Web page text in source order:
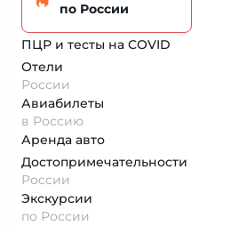
по России
ПЦР и тесты на COVID
Отели
России
Авиабилеты
в Россию
Аренда авто
Достопримеча­тельности
России
Экскурсии
по России